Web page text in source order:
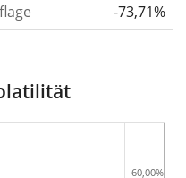
eines
die man in
der Rendite des
1, 3 und 5 Jahren, um
-73,71%
60,00%